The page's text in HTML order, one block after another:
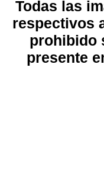
Todas las
respectivos
prohibido
presente